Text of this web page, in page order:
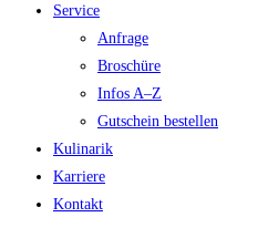
Service
Anfrage
Broschüre
Infos A–Z
Gutschein bestellen
Kulinarik
Karriere
Kontakt